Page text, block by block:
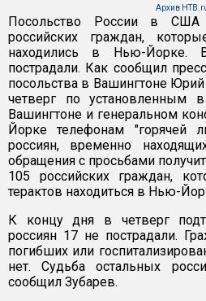
Архив
Посольство России в США
российских граждан,
находились в Нью-
пострадали. Как сообщил
посольства в Вашингтоне
четверг по установленным
Вашингтоне и генеральном
Йорке телефонам "горячей
россиян, временно
обращения с просьбами
105 российских граждан,
терактов находиться в Нью-
К концу дня в четверг
россиян 17 не пострадали.
погибших или
нет. Судьба остальных
сообщил Зубарев.